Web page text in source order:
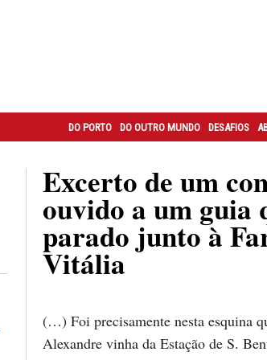
DO PORTO DO OUTRO MUNDO DESAFIOS
Excerto de um
ouvido a um guia
parado junto à
Vitália
(…) Foi precisamente nesta esquina
Alexandre vinha da Estação de S.